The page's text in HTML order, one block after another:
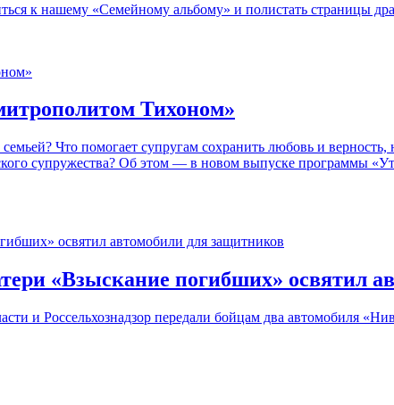
к нашему «Семейному альбому» и полистать страницы
Тихоном»
Что помогает супругам сохранить любовь и
супружества? Об этом — в новом выпуске программы
«Взыскание погибших» освятил
и Россельхознадзор передали бойцам два автомобиля